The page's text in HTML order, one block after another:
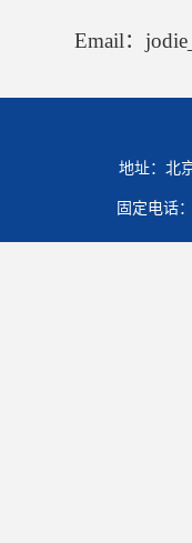
Email：
地址：北
固定电话